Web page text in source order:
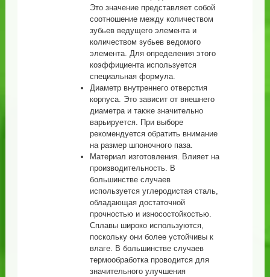
Это значение представляет собой
соотношение между количеством
зубьев ведущего элемента и
количеством зубьев ведомого
элемента. Для определения этого
коэффициента используется
специальная формула.
Диаметр внутреннего отверстия
корпуса. Это зависит от внешнего
диаметра и также значительно
варьируется. При выборе
рекомендуется обратить внимание
на размер шпоночного паза.
Материал изготовления. Влияет на
производительность. В
большинстве случаев
используется углеродистая сталь,
обладающая достаточной
прочностью и износостойкостью.
Сплавы широко используются,
поскольку они более устойчивы к
влаге. В большинстве случаев
термообработка проводится для
значительного улучшения